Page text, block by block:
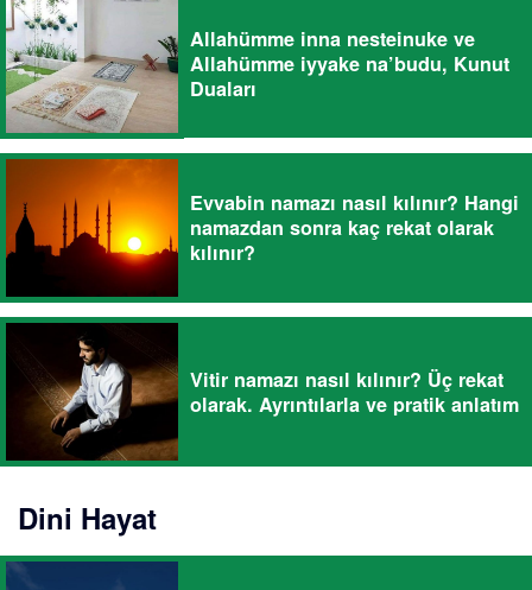
Allahümme inna nesteinuke ve
Allahümme iyyake na’budu, Kunut
Duaları
Evvabin namazı nasıl kılınır? Hangi
namazdan sonra kaç rekat olarak
kılınır?
Vitir namazı nasıl kılınır? Üç rekat
olarak. Ayrıntılarla ve pratik anlatım
Dini Hayat